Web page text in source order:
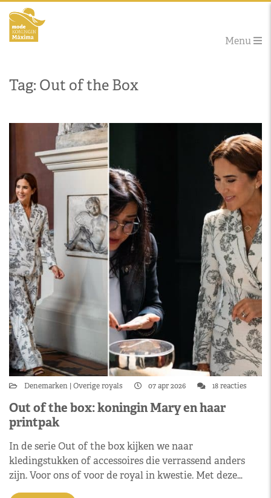
Menu
Tag: Out of the Box
Denemarken Overige royals 07 apr 2026 18 reacties
Out of the box: koningin Mary en haar
printpak
In de serie Out of the box kijken we naar
kledingstukken of accessoires die verrassend anders
zijn. Voor ons of voor de royal in kwestie. Met deze…